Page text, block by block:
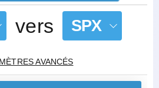
vers SPX
AVANCÉS